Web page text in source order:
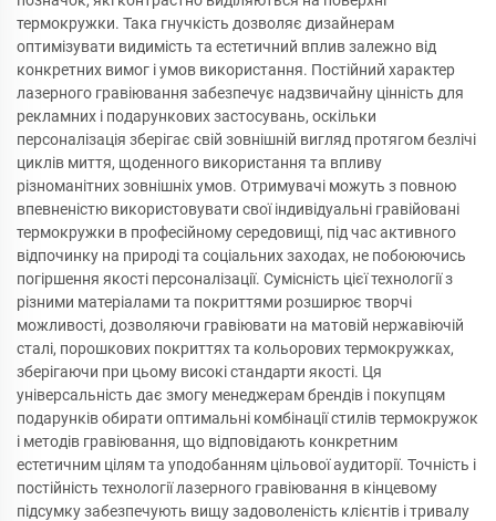
термокружки. Така гнучкість дозволяє дизайнерам
оптимізувати видимість та естетичний вплив залежно від
конкретних вимог і умов використання. Постійний характер
лазерного гравіювання забезпечує надзвичайну цінність для
рекламних і подарункових застосувань, оскільки
персоналізація зберігає свій зовнішній вигляд протягом безлічі
циклів миття, щоденного використання та впливу
різноманітних зовнішніх умов. Отримувачі можуть з повною
впевненістю використовувати свої індивідуальні гравійовані
термокружки в професійному середовищі, під час активного
відпочинку на природі та соціальних заходах, не побоюючись
погіршення якості персоналізації. Сумісність цієї технології з
різними матеріалами та покриттями розширює творчі
можливості, дозволяючи гравіювати на матовій нержавіючій
сталі, порошкових покриттях та кольорових термокружках,
зберігаючи при цьому високі стандарти якості. Ця
універсальність дає змогу менеджерам брендів і покупцям
подарунків обирати оптимальні комбінації стилів термокружок
і методів гравіювання, що відповідають конкретним
естетичним цілям та уподобанням цільової аудиторії. Точність і
постійність технології лазерного гравіювання в кінцевому
підсумку забезпечують вищу задоволеність клієнтів і тривалу